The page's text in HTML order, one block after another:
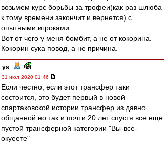
возьмем курс борьбы за трофеи(как раз шлюба
к тому времени закончит и вернется) с
опытными игроками.
Вот от чего у меня бомбит, а не от кокорина.
Кокорин сука повод, а не причина.
ys -
31 июл 2020 01:46
Если честно, если этот трансфер таки
состоится, это будет первый в новой
спартаковской истории трансфер из давно
общанной но так и почти 20 лет спустя все еще
пустой трансферной категории "Вы-все-
окуеете"